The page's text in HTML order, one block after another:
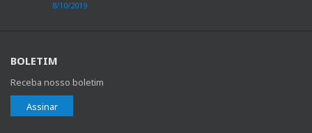
8/10/2019
BOLETIM
Receba nosso boletim
Assinar